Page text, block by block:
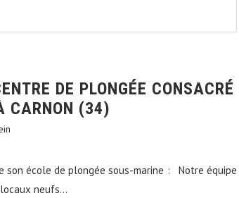
DE PLONGÉE CONSACRÉ
CARNON (34)
son école de plongée sous-marine : Notre équipe
neufs…